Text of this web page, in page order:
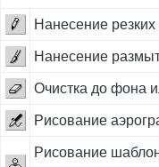
Нанесение
Нанесение
Очистка до фона
Рисование
Рисование